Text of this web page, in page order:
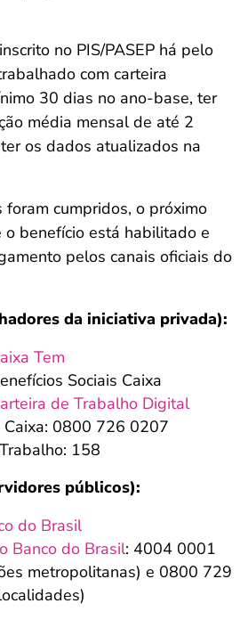
no PIS/PASEP há pelo
com carteira
30 dias no ano-base, ter
média mensal de até 2
os dados atualizados na
foram cumpridos, o próximo
o benefício está habilitado e
pelos canais oficiais do
da iniciativa privada):
Tem
Sociais Caixa
de Trabalho Digital
Caixa: 0800 726 0207
158
públicos):
do Brasil
Banco do Brasil: 4004 0001
metropolitanas) e 0800 729